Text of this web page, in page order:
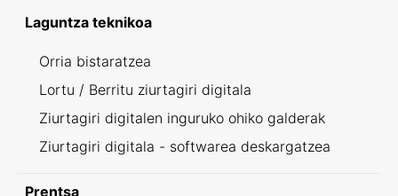
Laguntza teknikoa
Orria bistaratzea
Lortu / Berritu ziurtagiri digitala
Ziurtagiri digitalen inguruko ohiko galderak
Ziurtagiri digitala - softwarea deskargatzea
Prentsa